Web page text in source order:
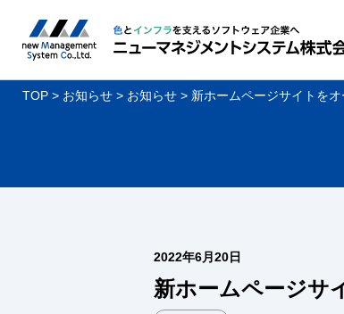
TOP お知らせ お知らせ 新ホームページサイトをオ
2022年6月20日
新ホームページサ